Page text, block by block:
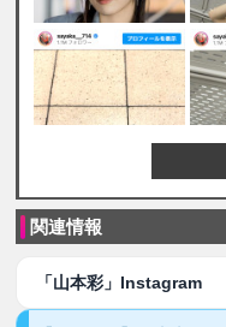
関連情報
「山本彩」Instagram